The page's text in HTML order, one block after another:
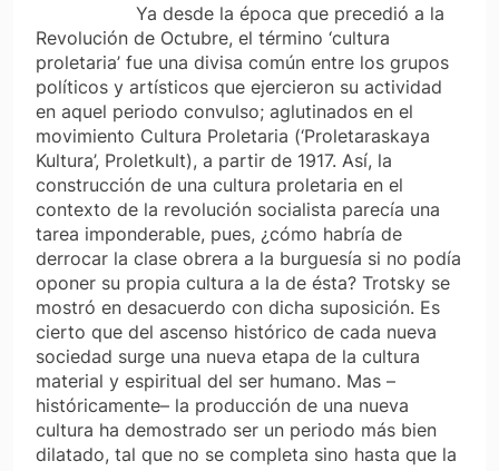
Ya desde la época que precedió a la
Revolución de Octubre, el término ‘cultura
proletaria’ fue una divisa común entre los grupos
políticos y artísticos que ejercieron su actividad
en aquel periodo convulso; aglutinados en el
movimiento Cultura Proletaria (‘Proletaraskaya
Kultura’, Proletkult), a partir de 1917. Así, la
construcción de una cultura proletaria en el
contexto de la revolución socialista parecía una
tarea imponderable, pues, ¿cómo habría de
derrocar la clase obrera a la burguesía si no podía
oponer su propia cultura a la de ésta? Trotsky se
mostró en desacuerdo con dicha suposición. Es
cierto que del ascenso histórico de cada nueva
sociedad surge una nueva etapa de la cultura
material y espiritual del ser humano. Mas –
históricamente– la producción de una nueva
cultura ha demostrado ser un periodo más bien
dilatado, tal que no se completa sino hasta que la